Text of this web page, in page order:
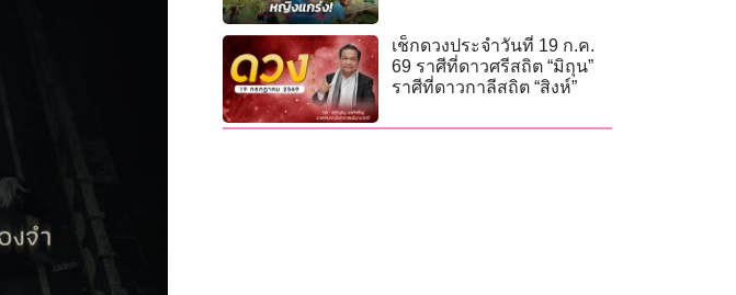
เช็กดวงประจำวันที่ 19 ก.ค.
69 ราศีที่ดาวศรีสถิต “มิถุน”
ราศีที่ดาวกาลีสถิต “สิงห์”